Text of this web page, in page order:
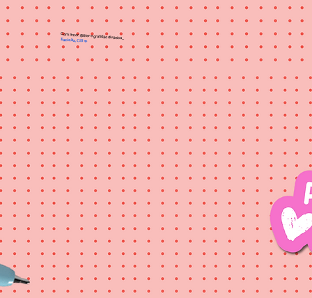
Com amor, glitter e gratidão divônica...
Euzinha, CiS💋